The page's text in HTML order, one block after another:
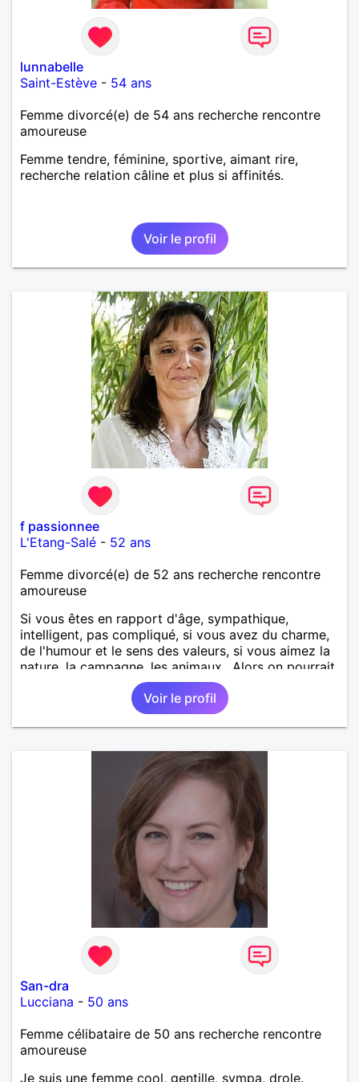
lunnabelle
Saint-Estève - 54 ans
Femme divorcé(e) de 54 ans recherche rencontre
amoureuse
Femme tendre, féminine, sportive, aimant rire,
recherche relation câline et plus si affinités.
Voir le profil
f passionnee
L'Etang-Salé - 52 ans
Femme divorcé(e) de 52 ans recherche rencontre
amoureuse
Si vous êtes en rapport d'âge, sympathique,
intelligent, pas compliqué, si vous avez du charme,
de l'humour et le sens des valeurs, si vous aimez la
nature, la campagne, les animaux.. Alors on pourrait
s'entendre, du coup n'hésitez pas à me contacter.
Voir le profil
San-dra
Lucciana - 50 ans
Femme célibataire de 50 ans recherche rencontre
amoureuse
Je suis une femme cool, gentille, sympa, drole.